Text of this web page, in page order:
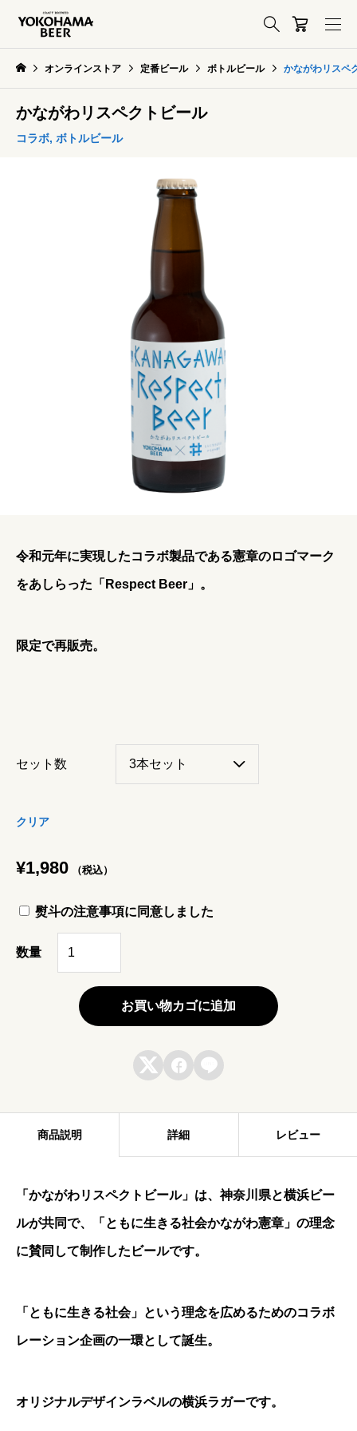
オンラインストア 定番ビール ボトルビール かながわリスペ
かながわリスペクトビール
コラボ, ボトルビール
令和元年に実現したコラボ製品である憲章のロゴマーク
をあしらった「Respect Beer」。
限定で再販売。
セット数
クリア
¥1,980 （税込）
熨斗の注意事項に同意しました
数量
な
ー
ル
個
お買い物カゴに追加
  
商品説明 詳細 レビュー
「かながわリスペクトビール」は、神奈川県と横浜ビー
ルが共同で、「ともに生きる社会かながわ憲章」の理念
に賛同して制作したビールです。
「ともに生きる社会」という理念を広めるためのコラボ
レーション企画の一環として誕生。
オリジナルデザインラベルの横浜ラガーです。